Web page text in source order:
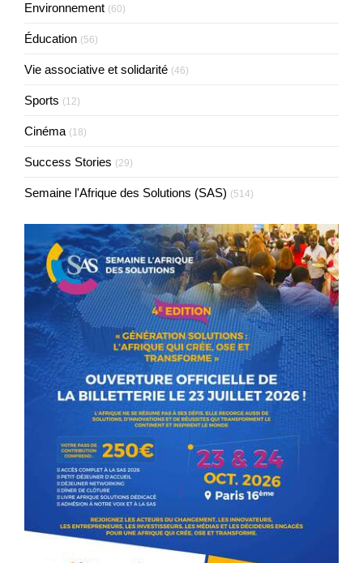
Environnement (60)
Éducation (56)
Vie associative et solidarité (46)
Sports (12)
Cinéma (18)
Success Stories (29)
Semaine l'Afrique des Solutions (SAS) (514)